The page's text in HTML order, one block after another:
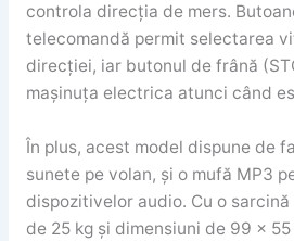
controla direcția de mers.
telecomandă permit selectarea
direcției, iar butonul de frână
mașinuța electrica atunci când
În plus, acest model dispune de
sunete pe volan, și o mufă MP3
dispozitivelor audio. Cu o
de 25 kg și dimensiuni de 99 x 55